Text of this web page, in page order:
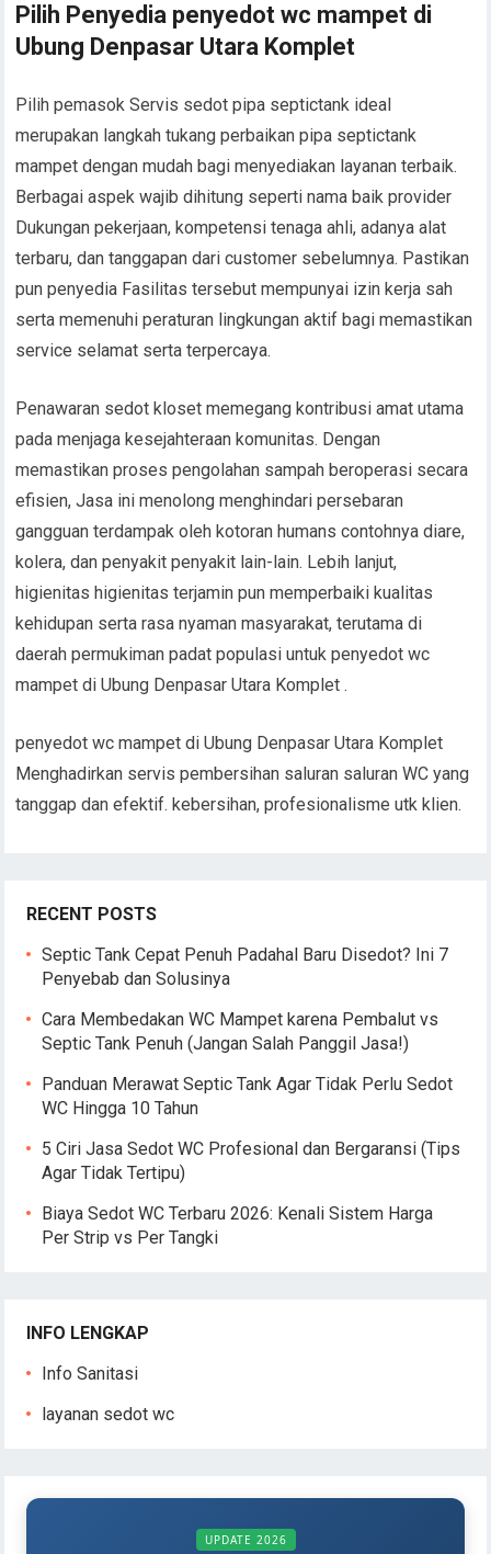
Pilih Penyedia penyedot wc mampet di
Ubung Denpasar Utara Komplet
Pilih pemasok Servis sedot pipa septictank ideal
merupakan langkah tukang perbaikan pipa septictank
mampet dengan mudah bagi menyediakan layanan terbaik.
Berbagai aspek wajib dihitung seperti nama baik provider
Dukungan pekerjaan, kompetensi tenaga ahli, adanya alat
terbaru, dan tanggapan dari customer sebelumnya. Pastikan
pun penyedia Fasilitas tersebut mempunyai izin kerja sah
serta memenuhi peraturan lingkungan aktif bagi memastikan
service selamat serta terpercaya.
Penawaran sedot kloset memegang kontribusi amat utama
pada menjaga kesejahteraan komunitas. Dengan
memastikan proses pengolahan sampah beroperasi secara
efisien, Jasa ini menolong menghindari persebaran
gangguan terdampak oleh kotoran humans contohnya diare,
kolera, dan penyakit penyakit lain-lain. Lebih lanjut,
higienitas higienitas terjamin pun memperbaiki kualitas
kehidupan serta rasa nyaman masyarakat, terutama di
daerah permukiman padat populasi untuk penyedot wc
mampet di Ubung Denpasar Utara Komplet .
penyedot wc mampet di Ubung Denpasar Utara Komplet
Menghadirkan servis pembersihan saluran saluran WC yang
tanggap dan efektif. kebersihan, profesionalisme utk klien.
RECENT POSTS
Septic Tank Cepat Penuh Padahal Baru Disedot? Ini 7
Penyebab dan Solusinya
Cara Membedakan WC Mampet karena Pembalut vs
Septic Tank Penuh (Jangan Salah Panggil Jasa!)
Panduan Merawat Septic Tank Agar Tidak Perlu Sedot
WC Hingga 10 Tahun
5 Ciri Jasa Sedot WC Profesional dan Bergaransi (Tips
Agar Tidak Tertipu)
Biaya Sedot WC Terbaru 2026: Kenali Sistem Harga
Per Strip vs Per Tangki
INFO LENGKAP
Info Sanitasi
layanan sedot wc
UPDATE 2026